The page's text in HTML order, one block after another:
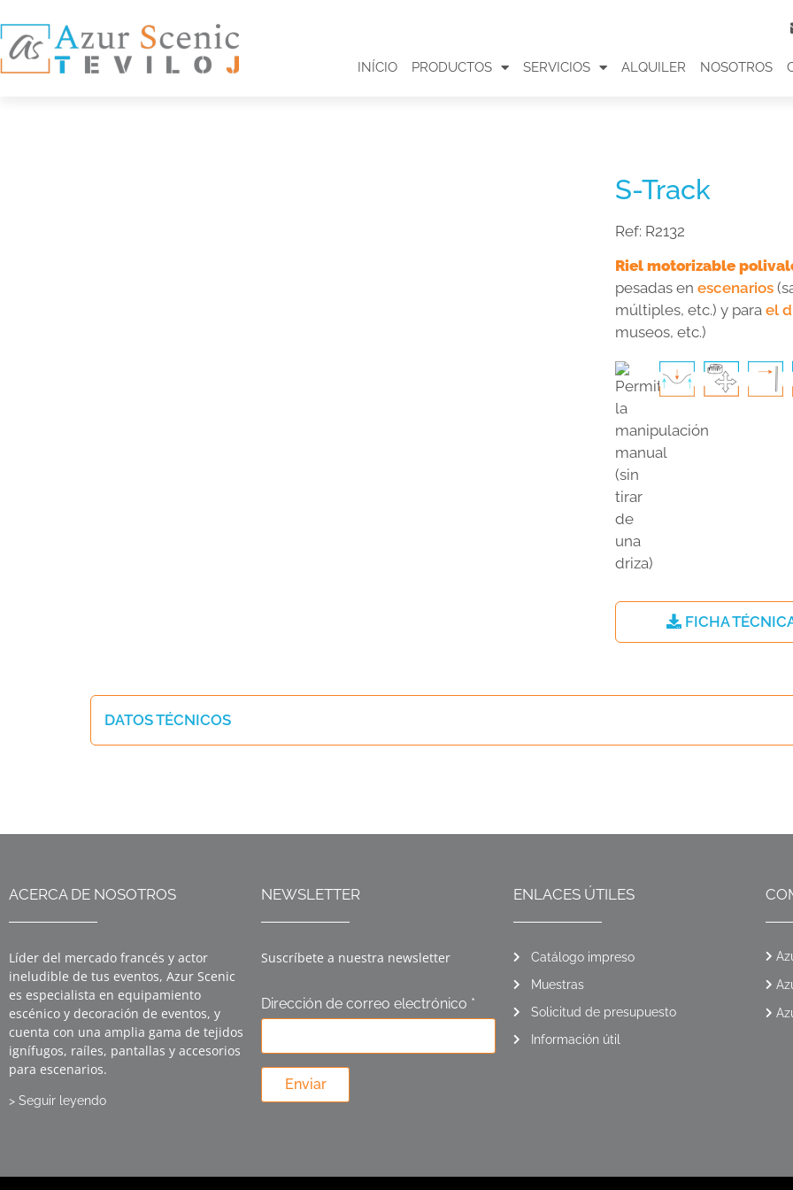
INÍCIO PRODUCTOS SERVICIOS ALQUILER NOSOTROS
S-Track
Ref: R2132
Riel motorizable
pesadas en escenarios
múltiples, etc.) y para el
museos, etc.)
FICHA
DATOS TÉCNICOS
ACERCA DE NOSOTROS
Líder del mercado francés y actor
ineludible de tus eventos, Azur Scenic
es especialista en equipamiento
escénico y decoración de eventos, y
cuenta con una amplia gama de tejidos
ignífugos, raíles, pantallas y accesorios
para escenarios.
> Seguir leyendo
NEWSLETTER
Suscríbete a nuestra newsletter
Dirección de correo electrónico *
Enviar
ENLACES ÚTILES
Catálogo impreso
Muestras
Solicitud de presupuesto
Información útil